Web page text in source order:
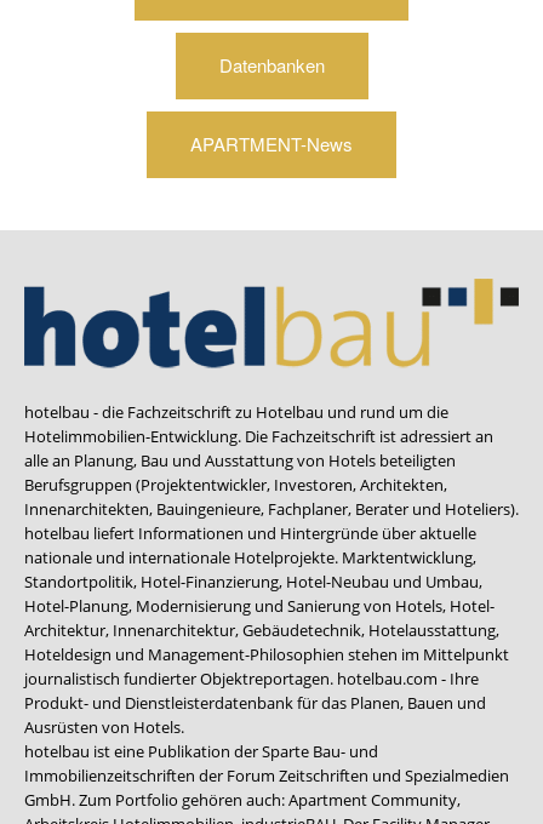
Datenbanken
APARTMENT-News
hotelbau - die Fachzeitschrift zu Hotelbau und rund um die
Hotelimmobilien-Entwicklung. Die Fachzeitschrift ist adressiert an
alle an Planung, Bau und Ausstattung von Hotels beteiligten
Berufsgruppen (Projektentwickler, Investoren, Architekten,
Innenarchitekten, Bauingenieure, Fachplaner, Berater und Hoteliers).
hotelbau liefert Informationen und Hintergründe über aktuelle
nationale und internationale Hotelprojekte. Marktentwicklung,
Standortpolitik, Hotel-Finanzierung, Hotel-Neubau und Umbau,
Hotel-Planung, Modernisierung und Sanierung von Hotels, Hotel-
Architektur, Innenarchitektur, Gebäudetechnik, Hotelausstattung,
Hoteldesign und Management-Philosophien stehen im Mittelpunkt
journalistisch fundierter Objektreportagen. hotelbau.com - Ihre
Produkt- und Dienstleisterdatenbank für das Planen, Bauen und
Ausrüsten von Hotels.
hotelbau ist eine Publikation der Sparte Bau- und
Immobilienzeitschriften der Forum Zeitschriften und Spezialmedien
GmbH. Zum Portfolio gehören auch:Apartment Community,